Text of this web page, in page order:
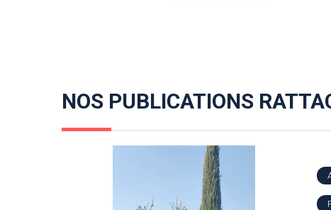
NOS PUBLICATIONS